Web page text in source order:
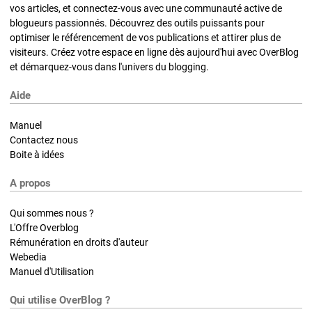
vos articles, et connectez-vous avec une communauté active de
blogueurs passionnés. Découvrez des outils puissants pour
optimiser le référencement de vos publications et attirer plus de
visiteurs. Créez votre espace en ligne dès aujourd'hui avec OverBlog
et démarquez-vous dans l'univers du blogging.
Aide
Manuel
Contactez nous
Boite à idées
A propos
Qui sommes nous ?
L'Offre Overblog
Rémunération en droits d'auteur
Webedia
Manuel d'Utilisation
Qui utilise OverBlog ?